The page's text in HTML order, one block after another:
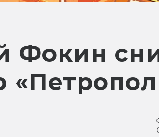
Фокин